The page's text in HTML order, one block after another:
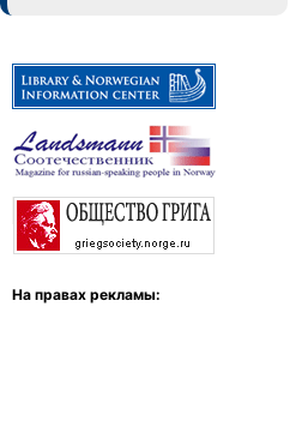
На правах рекламы: